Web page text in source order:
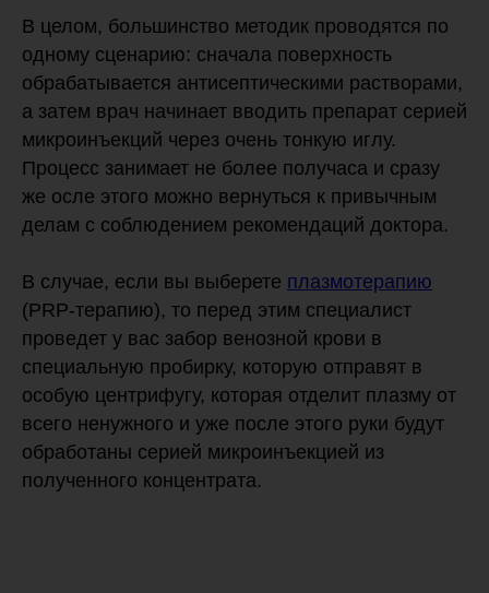
В целом, большинство методик проводятся по
одному сценарию: сначала поверхность
обрабатывается антисептическими растворами,
а затем врач начинает вводить препарат серией
микроинъекций через очень тонкую иглу.
Процесс занимает не более получаса и сразу
же осле этого можно вернуться к привычным
делам с соблюдением рекомендаций доктора.
В случае, если вы выберете плазмотерапию
(PRP-терапию), то перед этим специалист
проведет у вас забор венозной крови в
специальную пробирку, которую отправят в
особую центрифугу, которая отделит плазму от
всего ненужного и уже после этого руки будут
обработаны серией микроинъекцией из
полученного концентрата.